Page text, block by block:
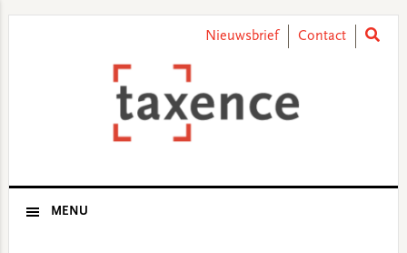
Nieuwsbrief Contact
MENU